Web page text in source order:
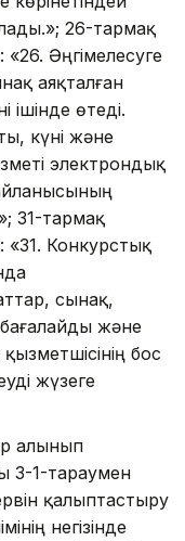
26-тармақ
Әңгімелесуге
аяқталған
өтеді.
күні және
электрондық
31-тармақ
Конкурстық
сынақ,
бағалайды және
бос
жүзеге
алынып
3-1-тараумен
қалыптастыру
негізінде